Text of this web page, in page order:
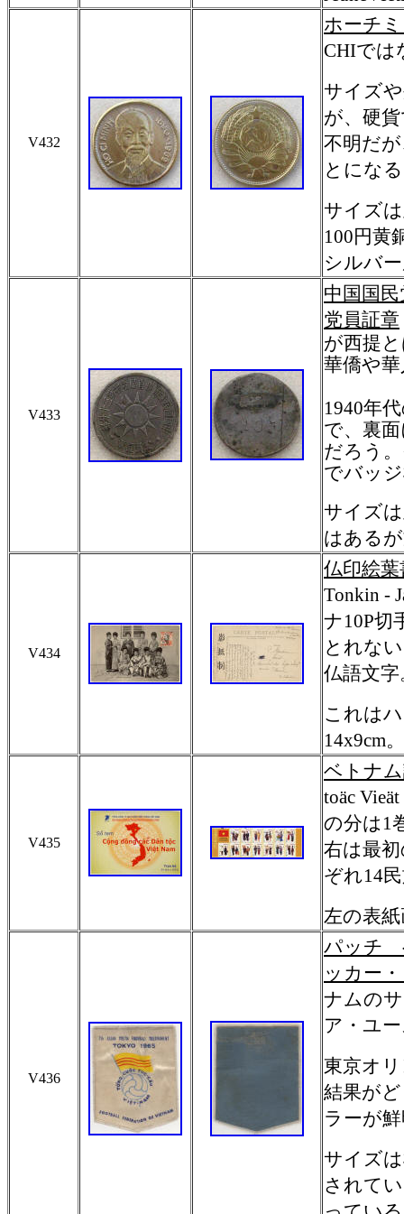
V432
ホーチ
CHIでは
サイズ
が、硬
不明だ
とにな
サイズ
100円黄
シルバ
V433
中国国
党員証章
が西提
華僑や
1940年
で、裏
だろう
でバッ
サイズ
はある
V434
仏印絵
Tonkin -
ナ10P切
とれな
仏語文字
これは
14x9cm
V435
ベトナ
toäc
の分は1
右は最
ぞれ14
左の表
V436
パッチ
ッカー
ナムの
ア・ユ
東京オ
結果が
ラーが
サイズ
されて